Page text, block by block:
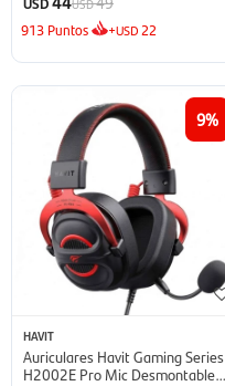
USD
913 Puntos +USD 22
9
HAVIT
Auriculares Havit Gaming Series
H2002E Pro Mic Desmontable